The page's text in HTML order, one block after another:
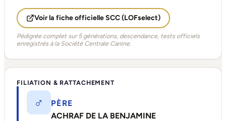
Voir la fiche officielle SCC (LOFselect)
Pédigrée complet sur 5 générations, descendance, tests officiels
enregistrés à la Société Centrale Canine.
FILIATION & RATTACHEMENT
♂
PÈRE
ACHRAF DE LA BENJAMINE